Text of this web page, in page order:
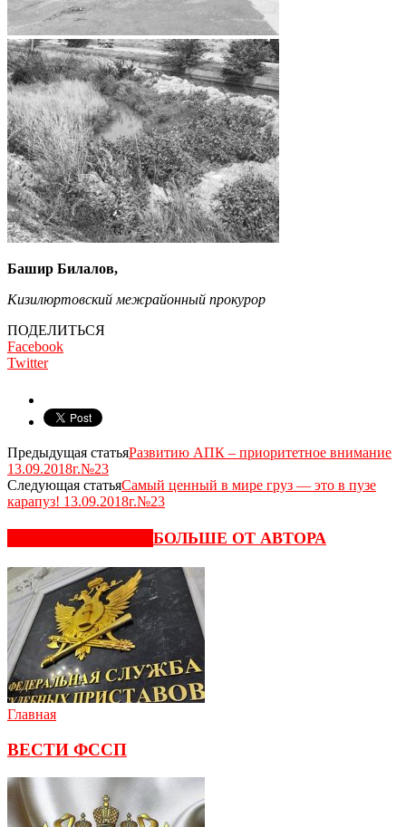
Башир Билалов,
Кизилюртовский межрайонный прокурор
ПОДЕЛИТЬСЯ
Facebook
Twitter
Предыдущая статьяРазвитию АПК – приоритетное внимание
13.09.2018г.№23
Следующая статьяСамый ценный в мире груз — это в пузе
карапуз! 13.09.2018г.№23
БОЛЬШЕ ОТ АВТОРА
Главная
ВЕСТИ ФССП